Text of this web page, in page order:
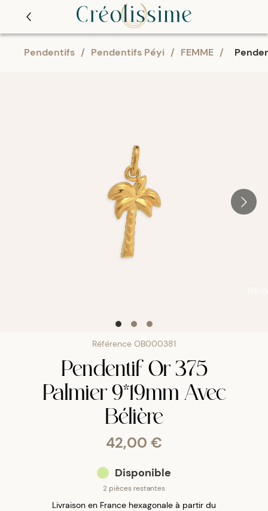
Pendentifs / Pendentifs Péyi / FEMME /
Référence OB000381
Pendentif Or 375
Palmier 9*19mm Avec
Bélière
42,00 €
Disponible
2 pièces restantes
Livraison en France hexagonale à partir du